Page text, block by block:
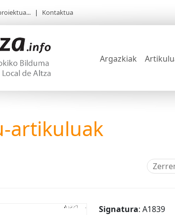
| Kontaktua
Argazkiak
artikuluak
Signatura: A1839